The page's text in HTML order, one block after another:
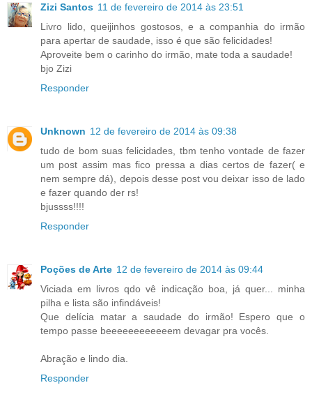
Zizi Santos 11 de fevereiro de 2014 às 23:51
Livro lido, queijinhos gostosos, e a companhia do irmão
para apertar de saudade, isso é que são felicidades!
Aproveite bem o carinho do irmão, mate toda a saudade!
bjo Zizi
Responder
Unknown 12 de fevereiro de 2014 às 09:38
tudo de bom suas felicidades, tbm tenho vontade de fazer
um post assim mas fico pressa a dias certos de fazer( e
nem sempre dá), depois desse post vou deixar isso de lado
e fazer quando der rs!
bjussss!!!!
Responder
Poções de Arte 12 de fevereiro de 2014 às 09:44
Viciada em livros qdo vê indicação boa, já quer... minha
pilha e lista são infindáveis!
Que delícia matar a saudade do irmão! Espero que o
tempo passe beeeeeeeeeeeem devagar pra vocês.
Abração e lindo dia.
Responder